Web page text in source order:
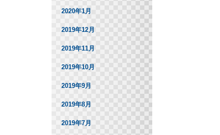
2020年1月
2019年12月
2019年11月
2019年10月
2019年9月
2019年8月
2019年7月